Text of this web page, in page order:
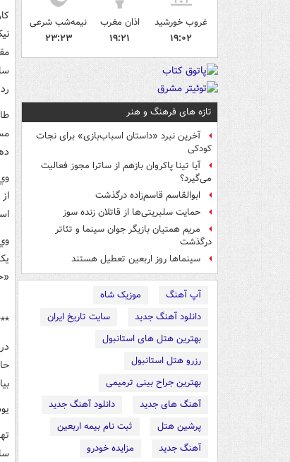
غروب خورشید
۱۹:۰۲
اذان مغرب
۱۹:۲۱
نیمه‌شب شرعی
۲۳:۲۳
تازه های فرهنگ و هنر
آخرین نبرد «داستان اسباب‌بازی» برای نجات
کودکی
آیا تینا پاکروان بازهم از ساترا مجوز فعالیت
می‌گیرد؟
ابوالقاسم قاسم‌زاده درگذشت
حمایت سلبریتی‌ها از قاتلان زنده سوز
مریم همتیان بازیگر جوان سینما و تئاتر
درگذشت
سینماها روز اربعین تعطیل هستند
آپ آهنگ
موزیک شاه
دانلود آهنگ جدید
سایت تاریخ ایران
بهترین هتل های استانبول
رزرو هتل استانبول
بهترین جراح بینی ترمیمی
آهنگ های جدید
دانلود آهنگ جدید
پرشین هتل
ثبت نام بیمه اربعین
آهنگ جدید
مزایده خودرو